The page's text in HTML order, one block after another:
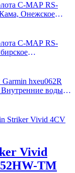
C-MAP RS-
Онежское
C-MAP RS-
и Новосибирск-
hxeu062R
воды
Striker Vivid 4CV
Vivid
TM